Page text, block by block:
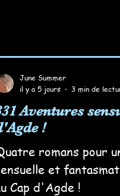
Aventures
!
romans pour
et
Cap d'Agde !
June Summer
il y a 5 jours
3 min de